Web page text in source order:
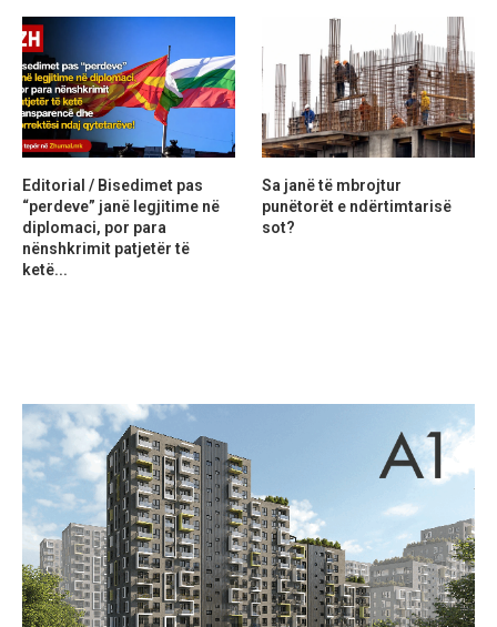
Editorial / Bisedimet pas
“perdeve” janë legjitime në
diplomaci, por para
nënshkrimit patjetër të
ketë...
Sa janë të mbrojtur
punëtorët e ndërtimtarisë
sot?